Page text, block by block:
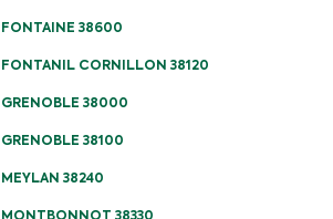
FONTAINE 38600
FONTANIL CORNILLON 38120
GRENOBLE 38000
GRENOBLE 38100
MEYLAN 38240